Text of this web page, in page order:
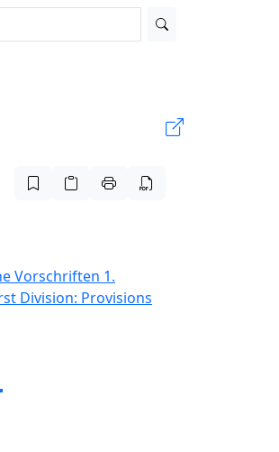
Vorschriften 1.
Division: Provisions